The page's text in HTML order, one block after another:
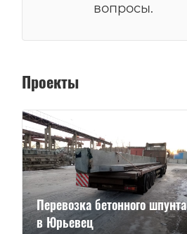
вопросы.
Проекты
Перевозка бетонного шпунта
в Юрьевец